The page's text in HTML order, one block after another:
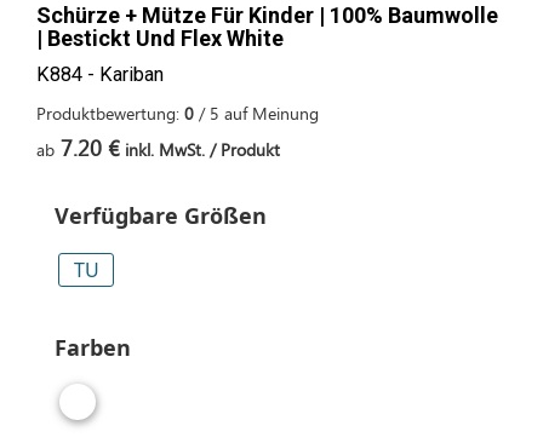
Schürze + Mütze Für Kinder | 100% Baumwolle
| Bestickt Und Flex White
K884 - Kariban
Produktbewertung: 0 / 5 auf Meinung
ab 7.20 € inkl. MwSt. / Produkt
Verfügbare Größen
TU
Farben